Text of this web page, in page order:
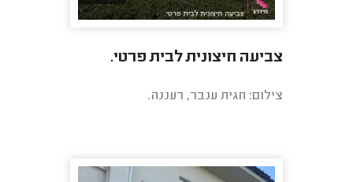
צביעה חיצונית לבית פרטי.
צילום: חגית ענבר, רעננה.